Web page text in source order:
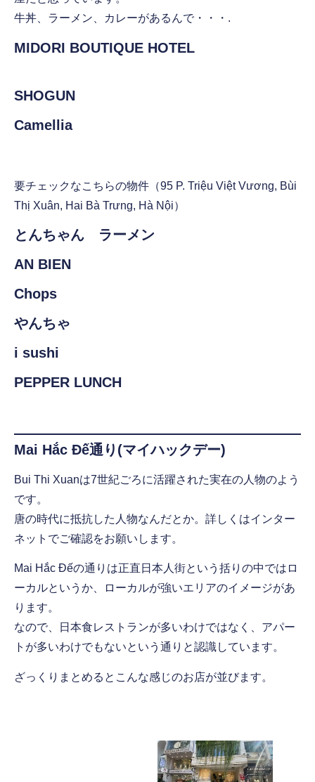
牛丼、ラーメン、カレーがあるんで・・・.
MIDORI BOUTIQUE HOTEL
SHOGUN
Camellia
要チェックなこちらの物件（95 P. Triệu Việt Vương, Bùi
Thị Xuân, Hai Bà Trưng, Hà Nội）
とんちゃん ラーメン
AN BIEN
Chops
やんちゃ
i sushi
PEPPER LUNCH
Mai Hắc Đế通り(マイハックデー)
Bui Thi Xuanは7世紀ごろに活躍された実在の人物のよう
です。
唐の時代に抵抗した人物なんだとか。詳しくはインター
ネットでご確認をお願いします。
Mai Hắc Đếの通りは正直日本人街という括りの中ではロ
ーカルというか、ローカルが強いエリアのイメージがあ
ります。
なので、日本食レストランが多いわけではなく、アパー
トが多いわけでもないという通りと認識しています。
ざっくりまとめるとこんな感じのお店が並びます。